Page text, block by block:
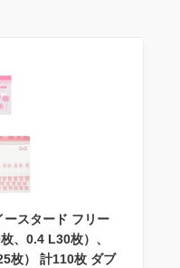
ースタード フリー
、0.4 L30枚）、
枚） 計110枚 ダブ